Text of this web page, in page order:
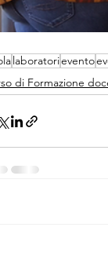
laboratorievento
di Formazione